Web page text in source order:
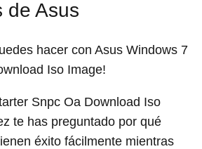
de Asus
hacer con Asus Windows 7
Iso Image!
Snpc Oa Download Iso
te has preguntado por qué
éxito fácilmente mientras